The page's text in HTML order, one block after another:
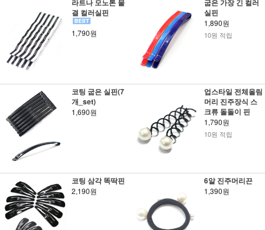
라트나 모노톤 물
결 컬러실핀
1,790원
굽은 가장 긴 컬러
실핀
1,890원
10원 적립
코팅 굽은 실핀(7
개_set)
1,690원
업스타일 전체올림
머리 진주장식 스
크류 돌돌이 핀
1,790원
10원 적립
코팅 삼각 똑딱핀
2,190원
6알 진주머리끈
1,390원